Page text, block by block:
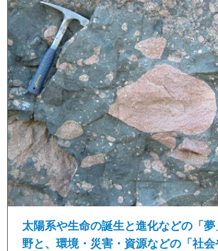
太陽系や生命の誕生と進化などの「
野と、環境・災害・資源などの「社